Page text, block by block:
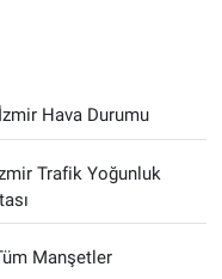
İzmir Hava Durumu
Trafik Yoğunluk
Manşetler